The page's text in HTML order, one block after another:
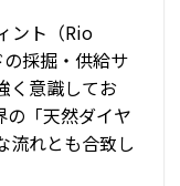
ント（Rio
採掘・供給サ
く意識してお
の「天然ダイヤ
流れとも合致し